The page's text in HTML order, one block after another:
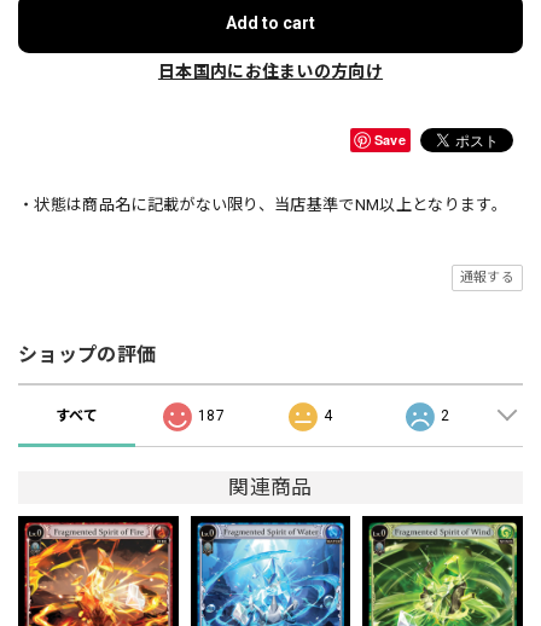
Add to cart
日本国内にお住まいの方向け
Save
・状態は商品名に記載がない限り、当店基準でNM以上となります。
通報する
ショップの評価
すべて 187 4 2
関連商品